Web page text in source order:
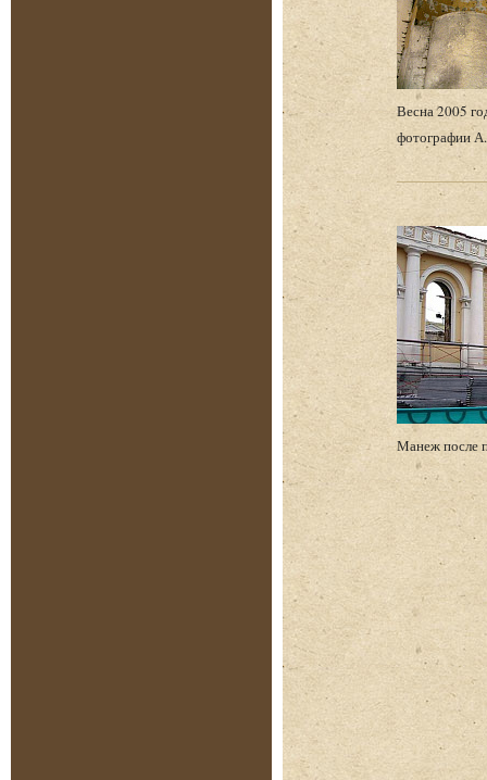
Весна 2005
фотографии
Манеж после